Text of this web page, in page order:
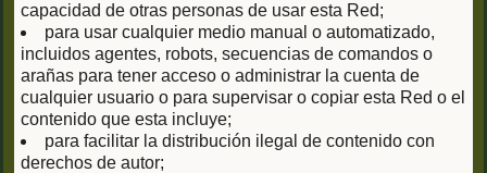
capacidad de otras personas de usar esta Red;
para usar cualquier medio manual o automatizado,
incluidos agentes, robots, secuencias de comandos o
arañas para tener acceso o administrar la cuenta de
cualquier usuario o para supervisar o copiar esta Red o el
contenido que esta incluye;
para facilitar la distribución ilegal de contenido con
derechos de autor;